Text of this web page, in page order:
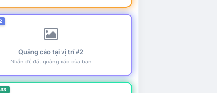
Quảng cáo tại vị trí #2
Nhấn để đặt quảng cáo của bạn